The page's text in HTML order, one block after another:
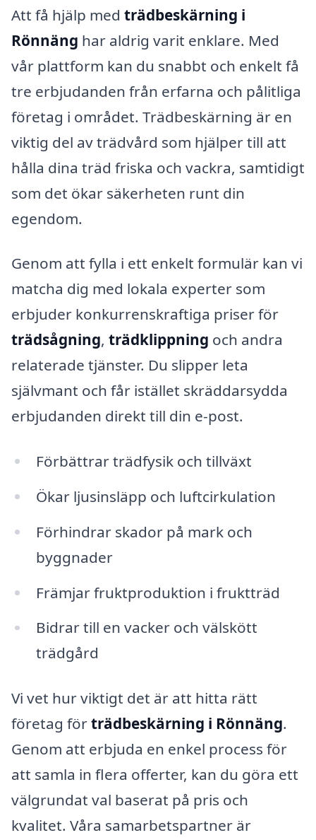
Att få hjälp med trädbeskärning i
Rönnäng har aldrig varit enklare. Med
vår plattform kan du snabbt och enkelt få
tre erbjudanden från erfarna och pålitliga
företag i området. Trädbeskärning är en
viktig del av trädvård som hjälper till att
hålla dina träd friska och vackra, samtidigt
som det ökar säkerheten runt din
egendom.
Genom att fylla i ett enkelt formulär kan vi
matcha dig med lokala experter som
erbjuder konkurrenskraftiga priser för
trädsågning, trädklippning och andra
relaterade tjänster. Du slipper leta
självmant och får istället skräddarsydda
erbjudanden direkt till din e-post.
Förbättrar trädfysik och tillväxt
Ökar ljusinsläpp och luftcirkulation
Förhindrar skador på mark och
byggnader
Främjar fruktproduktion i fruktträd
Bidrar till en vacker och välskött
trädgård
Vi vet hur viktigt det är att hitta rätt
företag förträdbeskärning i Rönnäng.
Genom att erbjuda en enkel process för
att samla in flera offerter, kan du göra ett
välgrundat val baserat på pris och
kvalitet. Våra samarbetspartner är